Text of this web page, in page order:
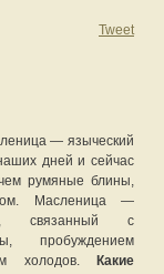
Tweet
— языческий
дней и сейчас
румяные блины,
Масленица —
связанный с
пробуждением
холодов.
Какие